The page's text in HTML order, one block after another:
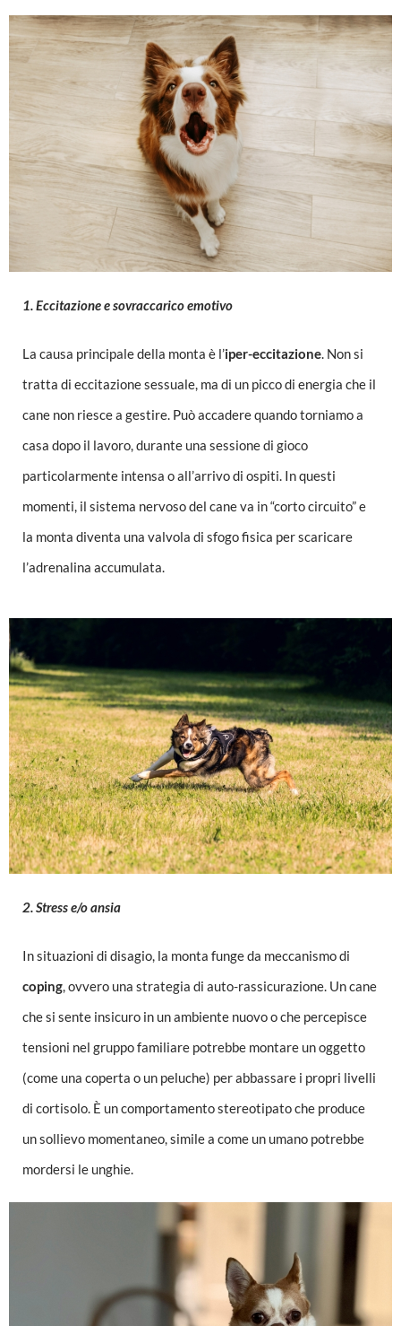
1. Eccitazione e sovraccarico emotivo
La causa principale della monta è l’iper-eccitazione. Non si
tratta di eccitazione sessuale, ma di un picco di energia che il
cane non riesce a gestire. Può accadere quando torniamo a
casa dopo il lavoro, durante una sessione di gioco
particolarmente intensa o all’arrivo di ospiti. In questi
momenti, il sistema nervoso del cane va in “corto circuito” e
la monta diventa una valvola di sfogo fisica per scaricare
l’adrenalina accumulata.
2. Stress e/o ansia
In situazioni di disagio, la monta funge da meccanismo di
coping, ovvero una strategia di auto-rassicurazione. Un cane
che si sente insicuro in un ambiente nuovo o che percepisce
tensioni nel gruppo familiare potrebbe montare un oggetto
(come una coperta o un peluche) per abbassare i propri livelli
di cortisolo. È un comportamento stereotipato che produce
un sollievo momentaneo, simile a come un umano potrebbe
mordersi le unghie.